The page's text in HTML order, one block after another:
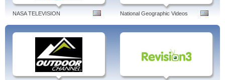
NASA TELEVISION National Geographic Videos